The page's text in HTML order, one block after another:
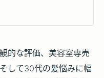
的な評価、美容室専売
して30代の髪悩みに幅